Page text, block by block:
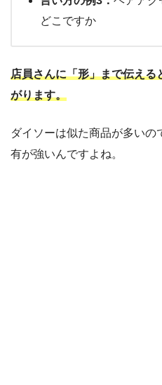
どこですか
店員さんに「形」まで伝える
がります。
ダイソーは似た商品が多い
有が強いんですよね。